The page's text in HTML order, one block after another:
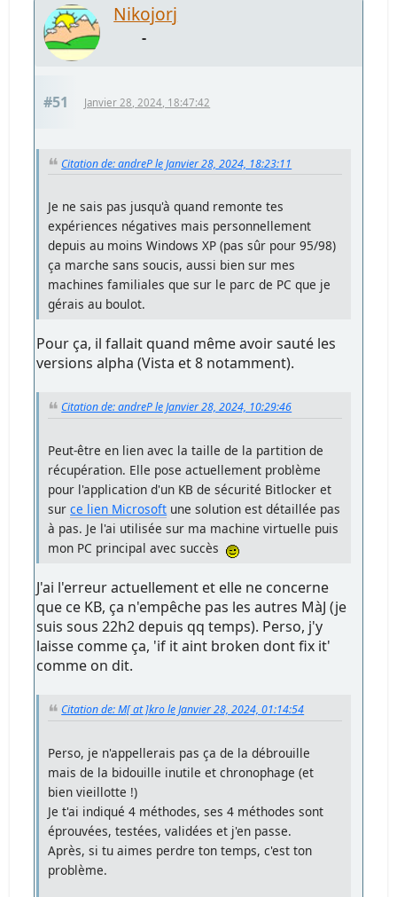
Nikojorj
-
#51 Janvier 28, 2024, 18:47:42
Citation de: andreP le Janvier 28, 2024, 18:23:11
Je ne sais pas jusqu'à quand remonte tes
expériences négatives mais personnellement
depuis au moins Windows XP (pas sûr pour 95/98)
ça marche sans soucis, aussi bien sur mes
machines familiales que sur le parc de PC que je
gérais au boulot.
Pour ça, il fallait quand même avoir sauté les
versions alpha (Vista et 8 notamment).
Citation de: andreP le Janvier 28, 2024, 10:29:46
Peut-être en lien avec la taille de la partition de
récupération. Elle pose actuellement problème
pour l'application d'un KB de sécurité Bitlocker et
surce lien Microsoft une solution est détaillée pas
à pas. Je l'ai utilisée sur ma machine virtuelle puis
mon PC principal avec succès
J'ai l'erreur actuellement et elle ne concerne
que ce KB, ça n'empêche pas les autres MàJ (je
suis sous 22h2 depuis qq temps). Perso, j'y
laisse comme ça, 'if it aint broken dont fix it'
comme on dit.
Citation de: M[ at ]kro le Janvier 28, 2024, 01:14:54
Perso, je n'appellerais pas ça de la débrouille
mais de la bidouille inutile et chronophage (et
bien vieillotte !)
Je t'ai indiqué 4 méthodes, ses 4 méthodes sont
éprouvées, testées, validées et j'en passe.
Après, si tu aimes perdre ton temps, c'est ton
problème.